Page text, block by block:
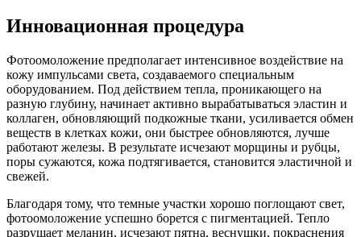
Инновационная процедура
Фотоомоложение предполагает интенсивное воздействие на
кожу импульсами света, создаваемого специальным
оборудованием. Под действием тепла, проникающего на
разную глубину, начинает активно вырабатываться эластин и
коллаген, обновляющий подкожные ткани, усиливается обмен
веществ в клетках кожи, они быстрее обновляются, лучше
работают железы. В результате исчезают морщины и рубцы,
поры сужаются, кожа подтягивается, становится эластичной и
свежей.
Благодаря тому, что темные участки хорошо поглощают свет,
фотоомоложение успешно борется с пигментацией. Тепло
разрушает меланин, исчезают пятна, веснушки, покраснения